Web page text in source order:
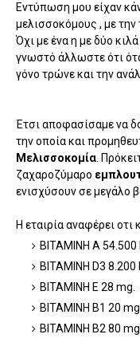
Εντύπωση μου είχαν
μελισσοκόμους , με
Όχι με ένα η με δύο
γνωστό άλλωστε ότι
γόνο τρώνε και την
Έτσι αποφασίσαμε να
την οποία και
Μελισσοκομία.
ζαχαροζύμαρο
ενισχύσουν σε μεγάλο
H εταιρία αναφέρει
ΒΙΤΑΜΙΝΗ Α 54.500
ΒΙΤΑΜΙΝΗ D3 8.200
ΒΙΤΑΜΙΝΗ Ε 28 mg.
ΒΙΤΑΜΙΝΗ Β1 20
ΒΙΤΑΜΙΝΗ Β2 80